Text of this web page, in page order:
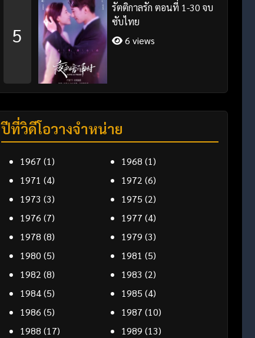
5
รัตติกาลรัก ตอนที่ 1-30 จบ
ซับไทย
6 views
ปีที่วิดีโอวางจำหน่าย
1967 (1) 1968 (1)
1971 (4) 1972 (6)
1973 (3) 1975 (2)
1976 (7) 1977 (4)
1978 (8) 1979 (3)
1980 (5) 1981 (5)
1982 (8) 1983 (2)
1984(5) 1985 (4)
1986 (5) 1987 (10)
1988 (17) 1989 (13)